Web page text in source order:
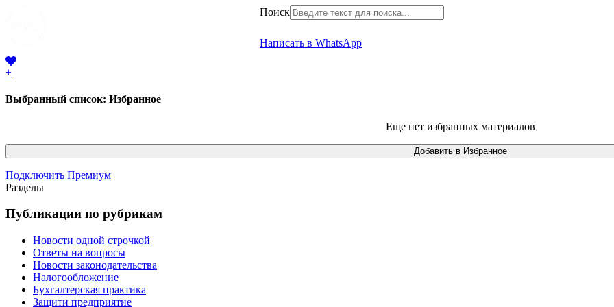
Поиск
Написать в WhatsApp
+
Выбранный список: Избранное
Еще нет избранных материалов
Подключить Премиум
Разделы
Публикации по рубрикам
Новости одной строчкой
Ответы на вопросы
Новости законодательства
Налогообложение
Бухгалтерская практика
Защити предприятие